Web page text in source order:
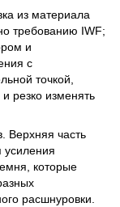
из материала
требованию IWF;
и
с
точкой,
резко изменять
Верхняя часть
усиления
которые
расшнуровки.